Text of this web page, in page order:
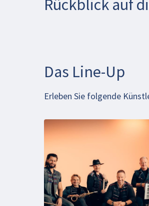
Rückblick auf
Beim Abspielen des
werden. Mehr
Video
Das Line-Up
Erleben Sie folgende